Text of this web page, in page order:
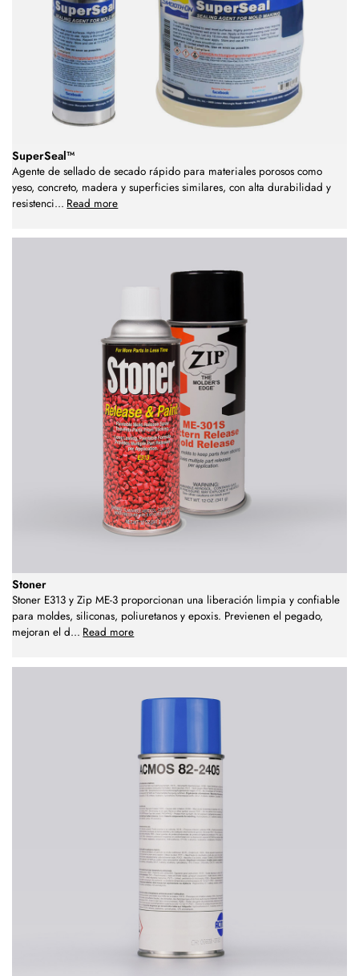
SuperSeal™
Agente de sellado de secado rápido para materiales porosos como
yeso, concreto, madera y superficies similares, con alta durabilidad y
resistenci... Read more
Stoner
Stoner E313 y Zip ME-3 proporcionan una liberación limpia y confiable
para moldes, siliconas, poliuretanos y epoxis. Previenen el pegado,
mejoran el d... Read more